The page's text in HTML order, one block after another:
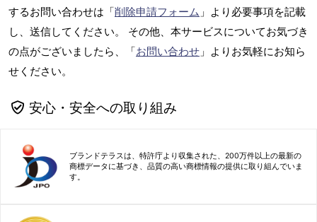
するお問い合わせは「削除申請フォーム 」より必要事項を記載
し、送信してください。 その他、本サービスについてお気づき
の点がございましたら、「お問い合わせ 」よりお気軽にお知ら
せください。
安心・安全への取り組み
ブランドテラスは、特許庁より収集された、200万件以上の最新の
商標データに基づき、品質の高い商標情報の提供に取り組んでいま
す。